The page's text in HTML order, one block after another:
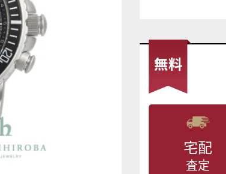
宅配
査定